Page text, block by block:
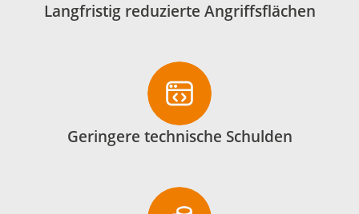
Langfristig reduzierte Angriffsflächen
Geringere technische Schulden